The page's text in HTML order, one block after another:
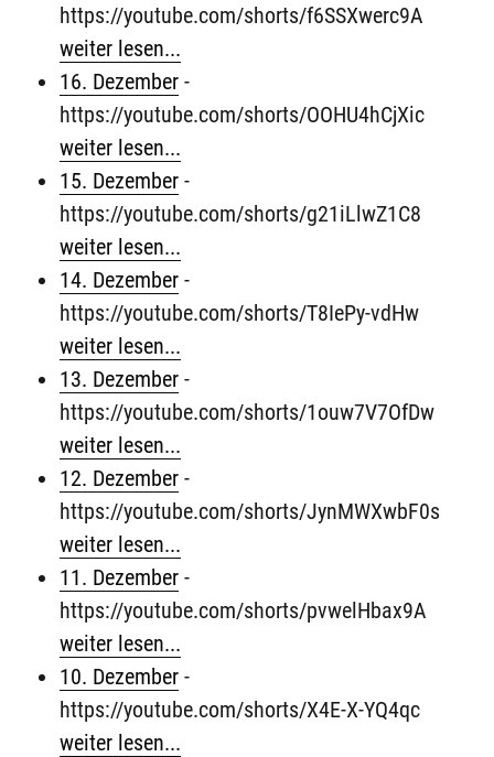
https://youtube.com/shorts/f6SSXwerc9A
weiter lesen...
16. Dezember -
https://youtube.com/shorts/OOHU4hCjXic
weiter lesen...
15. Dezember -
https://youtube.com/shorts/g21iLlwZ1C8
weiter lesen...
14. Dezember -
https://youtube.com/shorts/T8IePy-vdHw
weiter lesen...
13. Dezember -
https://youtube.com/shorts/1ouw7V7OfDw
weiter lesen...
12. Dezember -
https://youtube.com/shorts/JynMWXwbF0s
weiter lesen...
11. Dezember -
https://youtube.com/shorts/pvwelHbax9A
weiter lesen...
10. Dezember -
https://youtube.com/shorts/X4E-X-YQ4qc
weiter lesen...